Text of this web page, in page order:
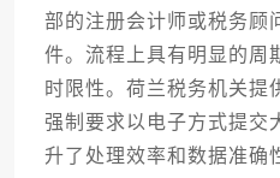
部的注册会计师或税务顾
件。流程上具有明显的周
时限性。荷兰税务机关提
强制要求以电子方式提交
升了处理效率和数据准确